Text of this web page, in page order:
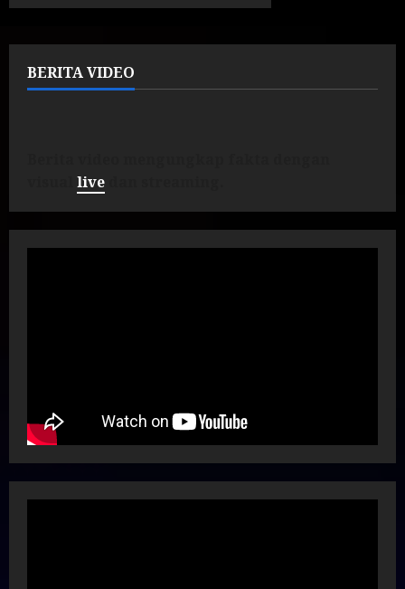
BERITA VIDEO
live